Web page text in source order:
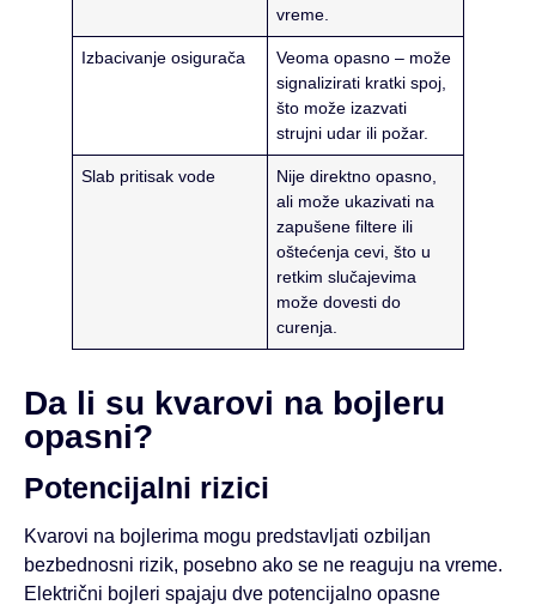
vreme.
Izbacivanje osigurača
Veoma opasno – može
signalizirati kratki spoj,
što može izazvati
strujni udar ili požar.
Slab pritisak vode
Nije direktno opasno,
ali može ukazivati na
zapušene filtere ili
oštećenja cevi, što u
retkim slučajevima
može dovesti do
curenja.
Da li su kvarovi na bojleru
opasni?
Potencijalni rizici
Kvarovi na bojlerima mogu predstavljati ozbiljan
bezbednosni rizik, posebno ako se ne reaguju na vreme.
Električni bojleri spajaju dve potencijalno opasne